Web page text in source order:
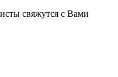
свяжутся с Вами